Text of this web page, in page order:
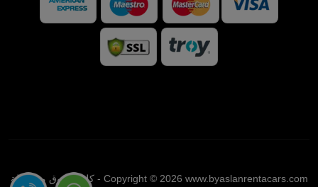
Copyright © 2026 www.byaslanrentacars.com - كل الحقوق محفوظة